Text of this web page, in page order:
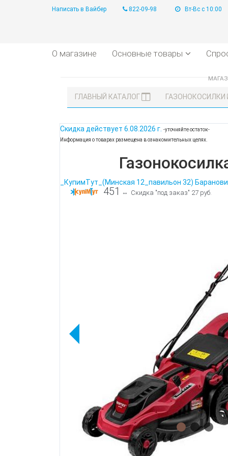
Написать в Вайбер 822-09-98 Вт-Вс с 10:00
О магазине Основные товары
ГЛАВНЫЙ КАТАЛОГ ГАЗОНОКОСИЛКИ
Скидка действует 6.08.2026 г. -уточняйте остаток-
Информация о товарах размещена в ознакомительных целях.
_КупимТут_(Минская 12_павильон 32)
451 ⇔ Скидка "под заказ" 27 руб.